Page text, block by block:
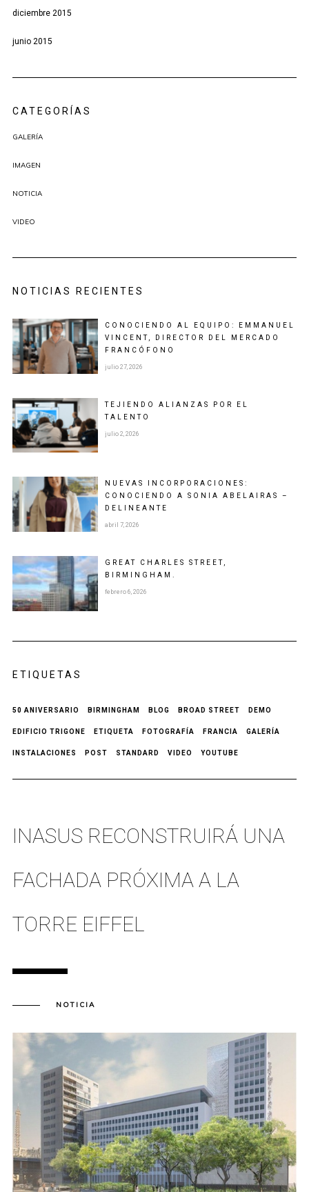
diciembre 2015
junio 2015
CATEGORÍAS
GALERÍA
IMAGEN
NOTICIA
VIDEO
NOTICIAS RECIENTES
CONOCIENDO AL EQUIPO: EMMANUEL
VINCENT, DIRECTOR DEL MERCADO
FRANCÓFONO
julio 27, 2026
TEJIENDO ALIANZAS POR EL
TALENTO
julio 2, 2026
NUEVAS INCORPORACIONES:
CONOCIENDO A SONIA ABELAIRAS –
DELINEANTE
abril 7, 2026
GREAT CHARLES STREET,
BIRMINGHAM.
febrero 6, 2026
ETIQUETAS
50 ANIVERSARIO BIRMINGHAM BLOG BROAD STREET DEMO
EDIFICIO TRIGONE ETIQUETA FOTOGRAFÍA FRANCIA GALERÍA
INSTALACIONES POST STANDARD VIDEO YOUTUBE
INASUS RECONSTRUIRÁ UNA
FACHADA PRÓXIMA A LA
TORRE EIFFEL
NOTICIA